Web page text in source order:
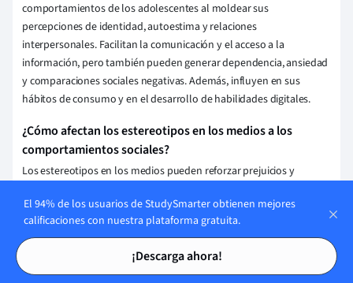
Tarjetas de estudio
Tarjetas de estudio
comportamientos de los adolescentes al moldear sus
percepciones de identidad, autoestima y relaciones
interpersonales. Facilitan la comunicación y el acceso a la
información, pero también pueden generar dependencia, ansiedad
y comparaciones sociales negativas. Además, influyen en sus
hábitos de consumo y en el desarrollo de habilidades digitales.
¿Cómo afectan los estereotipos en los medios a los
comportamientos sociales?
Los estereotipos en los medios pueden reforzar prejuicios y
sociales. Al representar de manera repetitiva e inexacta a ciertos
grupos, pueden moldear percepciones y expectativas,
contribuyendo a la discriminación y perpetuación de
desigualdades en la sociedad.
El 94% de los usuarios de StudySmarter obtienen mejores
calificaciones con nuestra plataforma gratuita.
¡Descarga ahora!